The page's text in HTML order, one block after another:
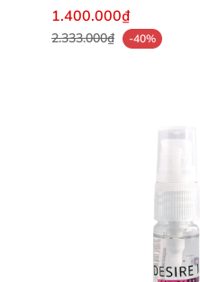
1.400.000₫
2.333.000₫ -40%